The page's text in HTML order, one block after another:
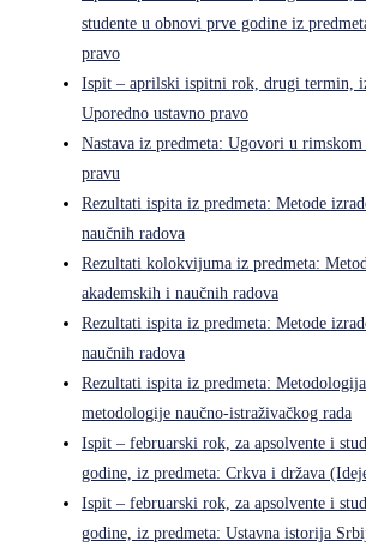
studente u obnovi prve godine iz
pravo
Ispit – aprilski ispitni rok, drugi termin,
Uporedno ustavno pravo
Nastava iz predmeta: Ugovori u rimskom
pravu
Rezultati ispita iz predmeta: Metode
naučnih radova
Rezultati kolokvijuma iz predmeta:
akademskih i naučnih radova
Rezultati ispita iz predmeta: Metode
naučnih radova
Rezultati ispita iz predmeta:
metodologije naučno-istraživačkog rada
Ispit – februarski rok, za apsolvente i
godine, iz predmeta: Crkva i država
Ispit – februarski rok, za apsolvente i
godine, iz predmeta: Ustavna istorija